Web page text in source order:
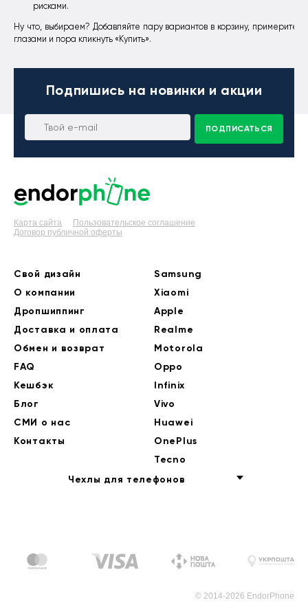
рисками.
Ну что, выбираем? Добавляйте пару вариантов в корзину, примерите
глазами и пора кликнуть «Купить».
Подпишись на новинки и акции
ПОДПИСАТЬСЯ
Карта сайта
Пользовательское соглашение
Договор публичной оферты
Свой дизайн
О компании
Дропшиппинг
Доставка и оплата
Обмен и возврат
FAQ
Кешбэк
Блог
СМИ о нас
Контакты
Samsung
Xiaomi
Apple
Realme
Motorola
Oppo
Infinix
Vivo
Huawei
OnePlus
Tecno
Чехлы для телефонов
© 2014-2026 EndorPhone